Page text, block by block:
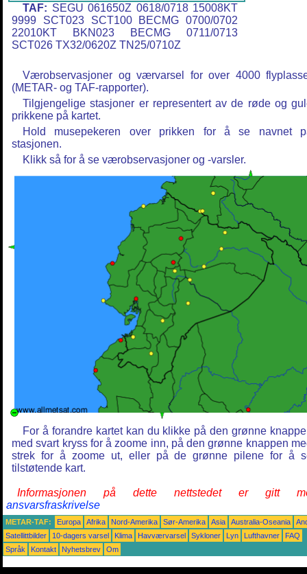
TAF: SEGU 061650Z 0618/0718 15008KT
9999 SCT023 SCT100 BECMG 0700/0702
22010KT BKN023 BECMG 0711/0713
SCT026 TX32/0620Z TN25/0710Z
Værobservasjoner og værvarsel for over 4000
(METAR- og TAF-rapporter).
Tilgjengelige stasjoner er representert av de røde og
prikkene på kartet.
Hold musepekeren over prikken for å se navnet
stasjonen.
Klikk så for å se værobservasjoner og -varsler.
For å forandre kartet kan du klikke på den grønne
med svart kryss for å zoome inn, på den grønne knappen
strek for å zoome ut, eller på de grønne pilene for å
tilstøtende kart.
Informasjonen på dette nettstedet er gitt
ansvarsfraskrivelse
METAR-TAF: Europa Afrika Nord-Amerika Sør-Amerika Asia Australia-Oseania
Satellittbilder
10-dagers varsel Klima Havværvarsel Sykloner Lyn Lufthavner
FAQ
Språk
Kontakt Nyhetsbrev Om